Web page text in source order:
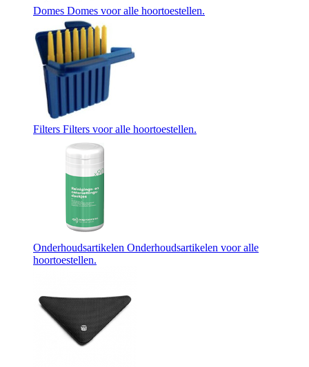
Domes Domes voor alle hoortoestellen.
Filters Filters voor alle hoortoestellen.
Onderhoudsartikelen Onderhoudsartikelen voor alle
hoortoestellen.